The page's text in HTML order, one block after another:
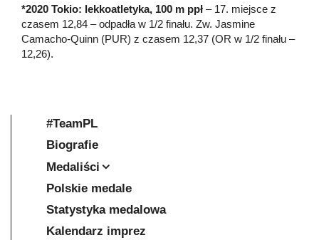
*2020 Tokio: lekkoatletyka, 100 m ppł – 17. miejsce z
czasem 12,84 – odpadła w 1/2 finału. Zw. Jasmine
Camacho-Quinn (PUR) z czasem 12,37 (OR w 1/2 finału –
12,26).
#TeamPL
Biografie
Medaliści
Polskie medale
Statystyka medalowa
Kalendarz imprez